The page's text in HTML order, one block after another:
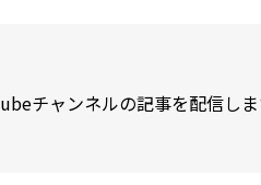
チャンネルの記事を配信しま